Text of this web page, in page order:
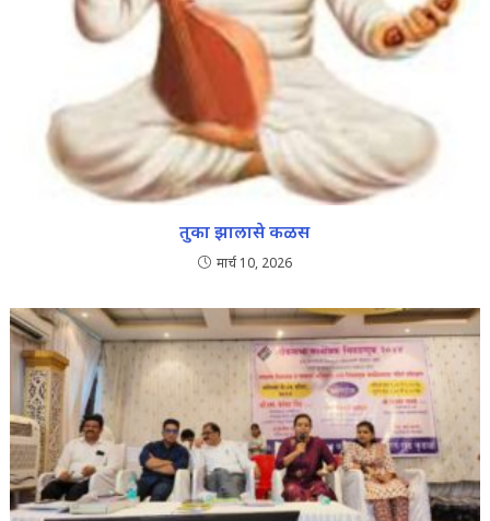
तुका झालासे कळस
मार्च 10, 2026